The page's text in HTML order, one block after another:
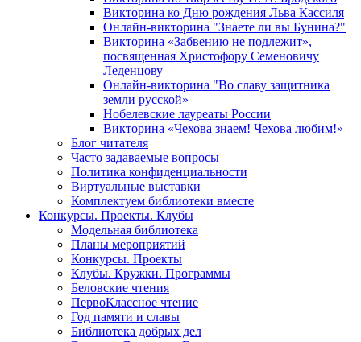
Викторина ко Дню рождения Льва Кассиля
Онлайн-викторина "Знаете ли вы Бунина?"
Викторина «Забвению не подлежит»,
посвященная Христофору Семеновичу
Леденцову
Онлайн-викторина "Во славу защитника
земли русской»
Нобелевские лауреаты России
Викторина «Чехова знаем! Чехова любим!»
Блог читателя
Часто задаваемые вопросы
Политика конфиденциальности
Виртуальные выставки
Комплектуем библиотеки вместе
Конкурсы. Проекты. Клубы
Модельная библиотека
Планы мероприятий
Конкурсы. Проекты
Клубы. Кружки. Программы
Беловские чтения
ПервоКлассное чтение
Год памяти и славы
Библиотека добрых дел